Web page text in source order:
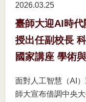
2026.03 25
臺師大迎AI時
授出任副校長
國家講座 學術
面對人工智慧（AI
師大宣布借調中央